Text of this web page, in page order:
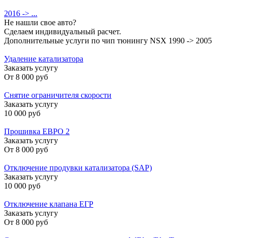
2016 -> ...
Не нашли свое авто?
Сделаем индивидуальный расчет.
Дополнительные услуги по чип тюнингу NSX 1990 -> 2005
Удаление катализатора
Заказать услугу
От 8 000 руб
Снятие ограничителя скорости
Заказать услугу
10 000 руб
Прошивка ЕВРО 2
Заказать услугу
От 8 000 руб
Отключение продувки катализатора (SAP)
Заказать услугу
10 000 руб
Отключение клапана ЕГР
Заказать услугу
От 8 000 руб